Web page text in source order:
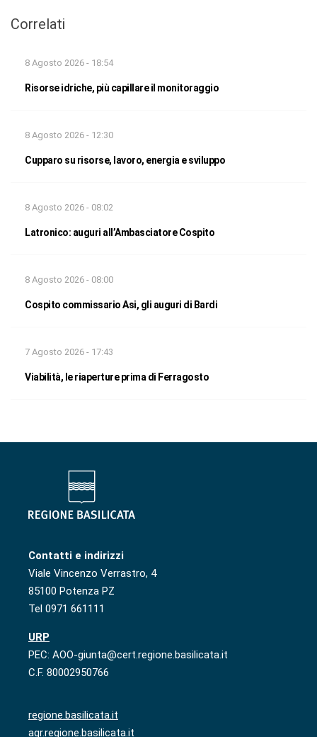
Correlati
8 Agosto 2026 - 18:54
Risorse idriche, più capillare il monitoraggio
8 Agosto 2026 - 12:30
Cupparo su risorse, lavoro, energia e sviluppo
8 Agosto 2026 - 08:02
Latronico: auguri all’Ambasciatore Cospito
8 Agosto 2026 - 08:00
Cospito commissario Asi, gli auguri di Bardi
7 Agosto 2026 - 17:43
Viabilità, le riaperture prima di Ferragosto
Contatti e indirizzi
Viale Vincenzo Verrastro, 4
85100 Potenza PZ
Tel 0971 661111
URP
PEC: AOO-giunta@cert.regione.basilicata.it
C.F. 80002950766
regione.basilicata.it
agr.regione.basilicata.it